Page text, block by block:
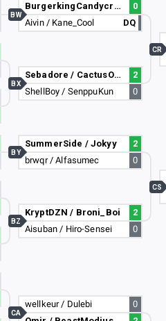
BurgerkingCandycrush / 29Hz RayDave
0
Aivin / Kane_Cool
DQ
BW
Sebadore / CactusOfTheNorth
2
ShellBoy / SenppuKun
0
BX
SummerSide / Jokyy
2
brwqr / Alfasumec
0
BY
KryptDZN / Broni_Boi
2
Aisuban / Hiro-Sensei
0
BZ
wellkeur / Dulebi
0
CA
CR
CS